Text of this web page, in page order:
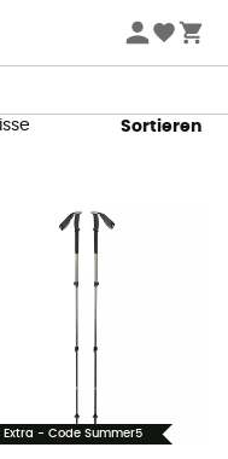
Sortieren
Extra - Code Summer5